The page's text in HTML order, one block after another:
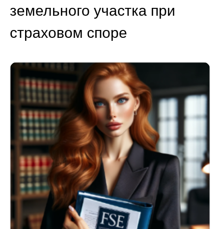
земельного участка при
страховом споре